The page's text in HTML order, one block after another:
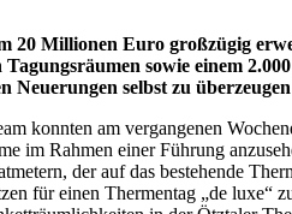
Millionen Euro großzügig
sowie einem
Neuerungen selbst zu
konnten am vergangenen
Rahmen einer Führung
der auf das bestehende
für einen Thermentag „de luxe“